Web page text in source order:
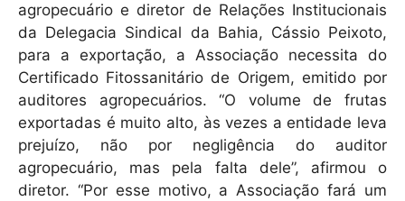
agropecuário e diretor de Relações Institucionais
da Delegacia Sindical da Bahia, Cássio Peixoto,
para a exportação, a Associação necessita do
Certificado Fitossanitário de Origem, emitido por
auditores agropecuários. “O volume de frutas
exportadas é muito alto, às vezes a entidade leva
prejuízo, não por negligência do auditor
agropecuário, mas pela falta dele”, afirmou o
diretor. “Por esse motivo, a Associação fará um